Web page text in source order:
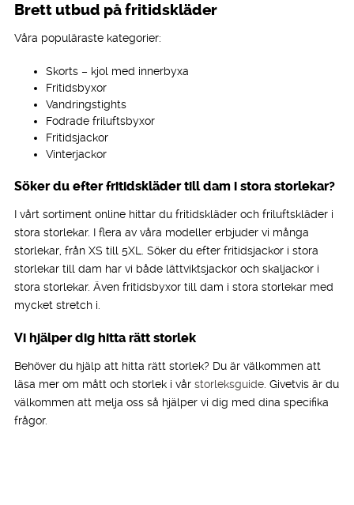
Brett utbud på fritidskläder
Våra populäraste kategorier:
Skorts – kjol med innerbyxa
Fritidsbyxor
Vandringstights
Fodrade friluftsbyxor
Fritidsjackor
Vinterjackor
Söker du efter fritidskläder till dam i stora storlekar?
I vårt sortiment online hittar du fritidskläder och friluftskläder i
stora storlekar. I flera av våra modeller erbjuder vi många
storlekar, från XS till 5XL. Söker du efter fritidsjackor i stora
storlekar till dam har vi både lättviktsjackor och skaljackor i
stora storlekar. Även fritidsbyxor till dam i stora storlekar med
mycket stretch i.
Vi hjälper dig hitta rätt storlek
Behöver du hjälp att hitta rätt storlek? Du är välkommen att
läsa mer om mått och storlek i vår storleksguide. Givetvis är du
välkommen att melja oss så hjälper vi dig med dina specifika
frågor.